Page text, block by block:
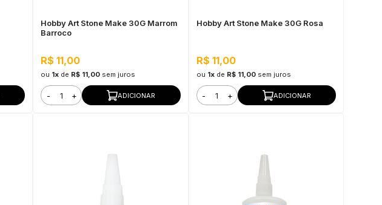
Hobby Art Stone Make 30G Marrom
Barroco
R$ 11,00
ou 1x de R$ 11,00 sem juros
- + ADICIONAR
Hobby Art Stone Make 30G Rosa
R$ 11,00
ou 1xde R$ 11,00 sem juros
- + ADICIONAR